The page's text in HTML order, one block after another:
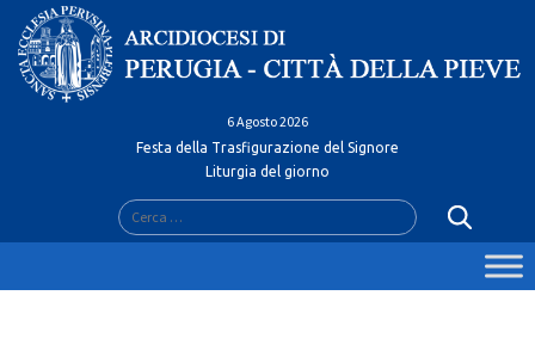
Skip
content
6 Agosto 2026
Festa della Trasfigurazione del Signore
Liturgia del giorno
Ricerca
per: